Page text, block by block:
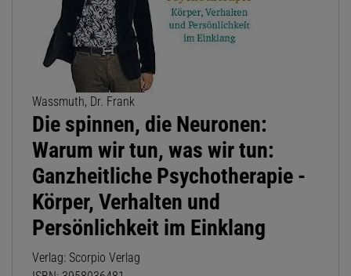
Wassmuth, Dr. Frank
Die spinnen, die Neuronen:
Warum wir tun, was wir tun:
Ganzheitliche Psychotherapie -
Körper, Verhalten und
Persönlichkeit im Einklang
Verlag: Scorpio Verlag